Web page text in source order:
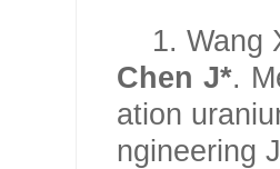
1.Wang
Chen J*.
ation
ngineering